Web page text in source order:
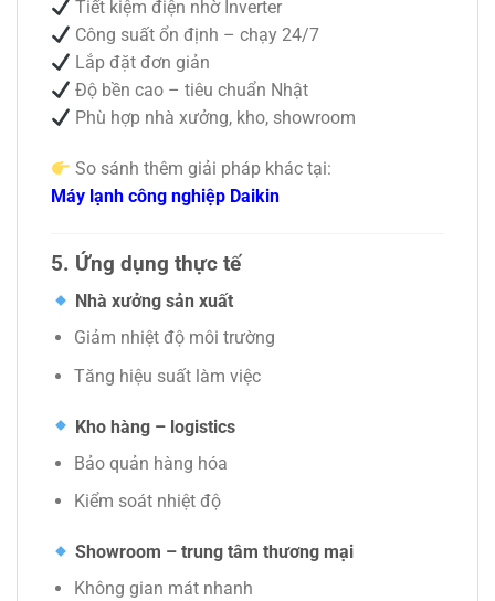
Tiết kiệm điện nhờ Inverter
Công suất ổn định – chạy 24/7
Lắp đặt đơn giản
Độ bền cao – tiêu chuẩn Nhật
Phù hợp nhà xưởng, kho, showroom
So sánh thêm giải pháp khác tại:
Máy lạnh công nghiệp Daikin
5. Ứng dụng thực tế
Nhà xưởng sản xuất
Giảm nhiệt độ môi trường
Tăng hiệu suất làm việc
Kho hàng – logistics
Bảo quản hàng hóa
Kiểm soát nhiệt độ
Showroom – trung tâm thương mại
Không gian mát nhanh